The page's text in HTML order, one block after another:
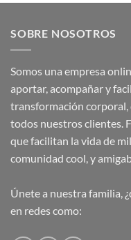
SOBRE NOSOTROS
Somos una empresa
aportar, acompañar y
transformación corporal,
todos nuestros clientes.
que facilitan la vida de
comunidad cool, y
Únete a nuestra familia,
en redes como: